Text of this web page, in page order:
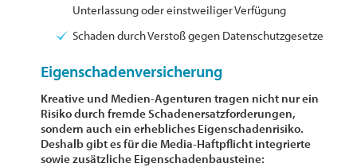
Unterlassung oder einstweiliger Verfügung
Schaden durch Verstoß gegen Datenschutzgesetze
Eigenschadenversicherung
Kreative und Medien-Agenturen tragen nicht nur ein
Risiko durch fremde Schadenersatzforderungen,
sondern auch ein erhebliches Eigenschadenrisiko.
Deshalb gibt es für die Media-Haftpflicht integrierte
sowie zusätzliche Eigenschadenbausteine: